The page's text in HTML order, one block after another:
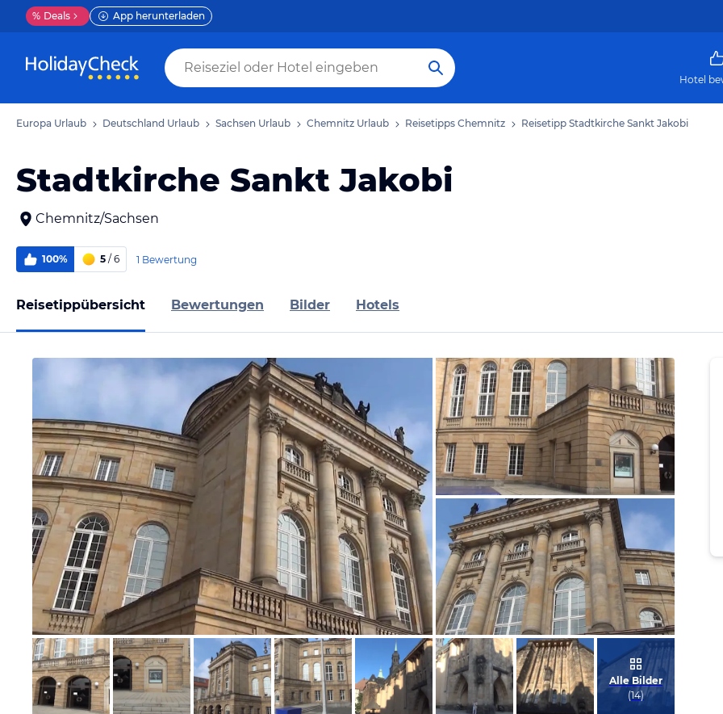
% Deals App herunterladen
Hotel
Europa Urlaub Deutschland Urlaub Sachsen Urlaub Chemnitz Urlaub Reisetipps Chemnitz Reisetipp Stadtkirche Sankt Jakobi
Stadtkirche Sankt Jakobi
Chemnitz/Sachsen
100% 5 / 6 1 Bewertung
Reisetippübersicht Bewertungen Bilder Hotels
Bild melden
von Klaus
Bild melden
von Klaus
Bild melden
von Klaus
Alle Bilder
(14)